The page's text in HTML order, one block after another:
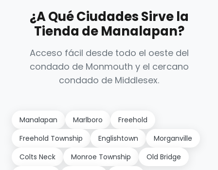
¿A Qué Ciudades Sirve la
Tienda de Manalapan?
Acceso fácil desde todo el oeste del
condado de Monmouth y el cercano
condado de Middlesex.
Manalapan Marlboro
Freehold
Freehold Township
Englishtown
Morganville
Colts Neck
Monroe Township
Old Bridge